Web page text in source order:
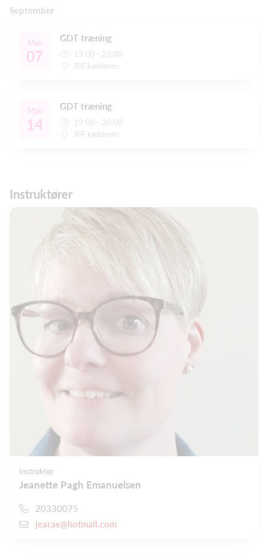
September
Man
07
GDT træning
19:00 - 20:00
RIF kælderen
Man
14
GDT træning
19:00 - 20:00
RIF kælderen
Instruktører
Instruktør
Jeanette Pagh Emanuelsen
20330075
jearas@hotmail.com